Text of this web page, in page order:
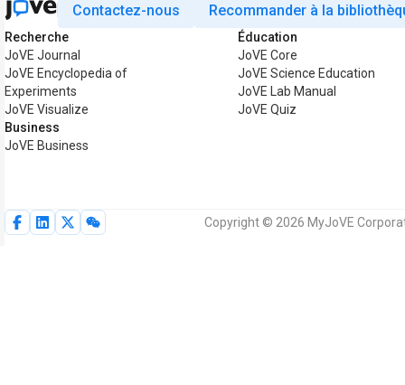
Contactez-nous Recommander à la
Recherche
JoVE Journal
JoVE Encyclopedia of
Experiments
JoVE Visualize
Business
JoVE Business
Éducation
JoVE Core
JoVE Science Education
JoVE Lab Manual
JoVE Quiz
Copyright © 2026 MyJoVE